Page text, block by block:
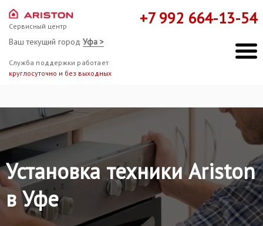
Сервисный центр
Ваш текущий город Уфа >
Служба поддержки работает
круглосуточно и без выходных
+7 992 664-13-54
Установка техники Ariston
в Уфе